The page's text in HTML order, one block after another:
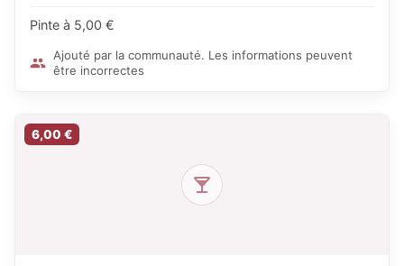
Pinte à 5,00 €
Ajouté par la communauté. Les informations peuvent
être incorrectes
6,00 €